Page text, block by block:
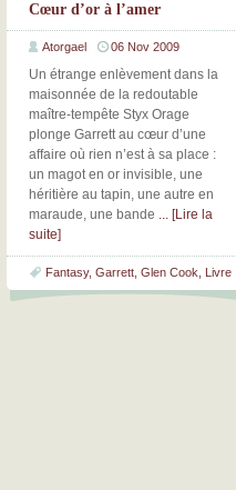
Cœur d’or à l’amer
Atorgael 06 Nov 2009
Un étrange enlèvement dans la
maisonnée de la redoutable
maître-tempête Styx Orage
plonge Garrett au cœur d’une
affaire où rien n’est à sa place :
un magot en or invisible, une
héritière au tapin, une autre en
maraude, une bande ... [Lire la
suite]
Fantasy, Garrett Glen Cook Livre